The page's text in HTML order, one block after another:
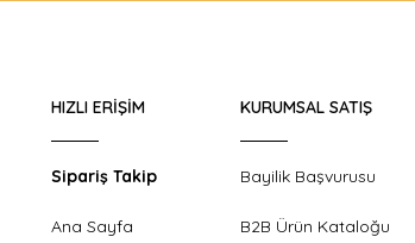
HIZLI ERIŞIM
Sipariş Takip
Ana Sayfa
KURUMSAL SATIŞ
Bayilik Başvurusu
B2B Ürün Kataloğu